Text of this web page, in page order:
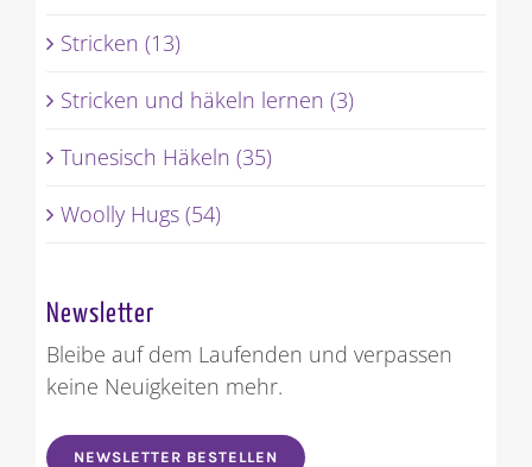
Stricken (13)
Stricken und häkeln lernen (3)
Tunesisch Häkeln (35)
Woolly Hugs (54)
Newsletter
Bleibe auf dem Laufenden und verpassen
keine Neuigkeiten mehr.
NEWSLETTER BESTELLEN